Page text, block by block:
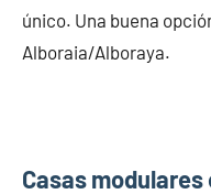
único. Una buena
Alboraia/Alboraya.
Casas